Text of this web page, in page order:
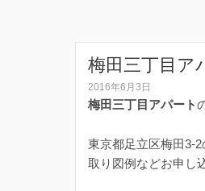
梅田三丁目ア
2016年6月3日
梅田三丁目アパート
東京都足立区梅田3-
取り図例などお申し